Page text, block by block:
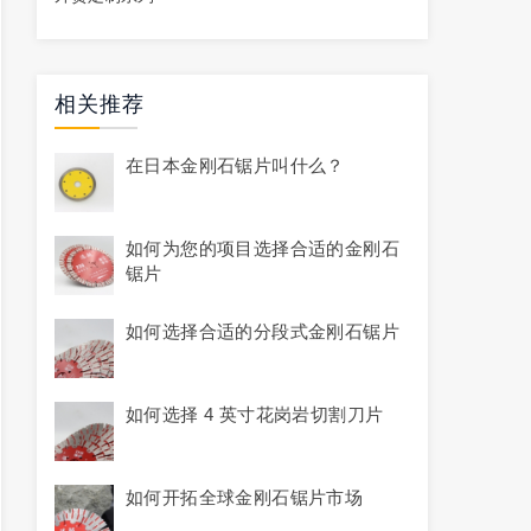
相关推荐
在日本金刚石锯片叫什么？
如何为您的项目选择合适的金刚石
锯片
如何选择合适的分段式金刚石锯片
如何选择 4 英寸花岗岩切割刀片
如何开拓全球金刚石锯片市场